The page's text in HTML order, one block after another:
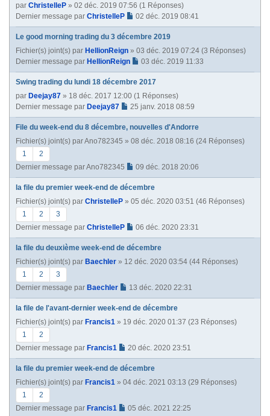
par ChristelleP » 02 déc. 2019 07:56 (1 Réponses)
Dernier message par ChristelleP 02 déc. 2019 08:41
Le good morning trading du 3 décembre 2019
Fichier(s) joint(s) par HellionReign » 03 déc. 2019 07:24 (3 Réponses)
Dernier message par HellionReign 03 déc. 2019 11:33
Swing trading du lundi 18 décembre 2017
par Deejay87 » 18 déc. 2017 12:00 (1 Réponses)
Dernier message par Deejay87 25 janv. 2018 08:59
File du week-end du 8 décembre, nouvelles d'Andorre
Fichier(s) joint(s) parAno782345 » 08 déc. 2018 08:16 (24 Réponses)
1
2
Dernier message parAno782345 09 déc. 2018 20:06
la file du premier week-end de décembre
Fichier(s) joint(s) par ChristelleP » 05 déc. 2020 03:51 (46 Réponses)
1
2
3
Dernier message par ChristelleP 06 déc. 2020 23:31
la file du deuxième week-end de décembre
Fichier(s) joint(s) par Baechler » 12 déc. 2020 03:54 (44 Réponses)
1
2
3
Dernier message par Baechler 13 déc. 2020 22:31
la file de l'avant-dernier week-end de décembre
Fichier(s) joint(s) par Francis1 » 19 déc. 2020 01:37 (23 Réponses)
1
2
Dernier message par Francis1 20 déc. 2020 23:51
la file du premier week-end de décembre
Fichier(s) joint(s) par Francis1 » 04 déc. 2021 03:13 (29 Réponses)
1
2
Dernier message par Francis1 05 déc. 2021 22:25